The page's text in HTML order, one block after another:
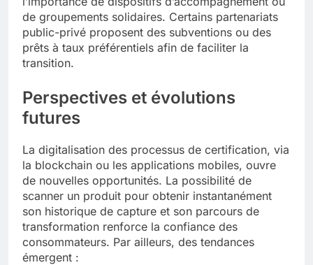
de groupements solidaires. Certains partenariats
public-privé proposent des subventions ou des
prêts à taux préférentiels afin de faciliter la
transition.
Perspectives et évolutions
futures
La digitalisation des processus de certification, via
la blockchain ou les applications mobiles, ouvre
de nouvelles opportunités. La possibilité de
scanner un produit pour obtenir instantanément
son historique de capture et son parcours de
transformation renforce la confiance des
consommateurs. Par ailleurs, des tendances
émergent :